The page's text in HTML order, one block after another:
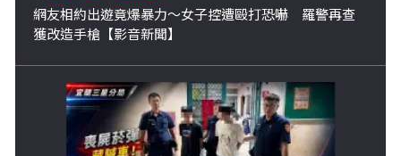
網友相約出遊竟爆暴力～女子控遭毆打恐嚇 羅警再查
獲改造手槍【影音新聞】